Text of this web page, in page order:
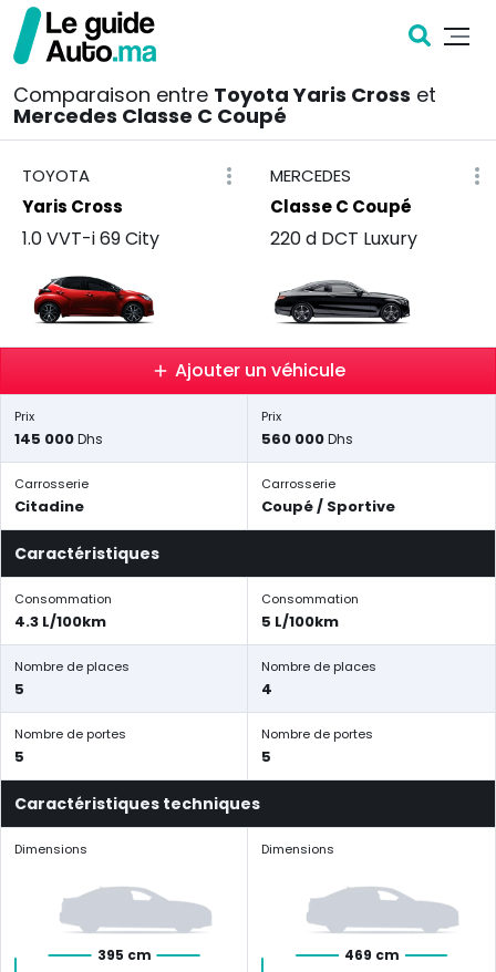
Comparaison entre Toyota Yaris Cross et
Mercedes Classe C Coupé
TOYOTA
Yaris Cross
1.0 VVT-i 69 City
MERCEDES
Classe C Coupé
220 d DCT Luxury
Ajouter un véhicule
Prix
145 000Dhs
Prix
560 000Dhs
Carrosserie
Citadine
Carrosserie
Coupé / Sportive
Caractéristiques
Consommation
4.3 L/100km
Consommation
5 L/100km
Nombre de places
5
Nombre de places
4
Nombre de portes
5
Nombre de portes
5
Caractéristiques techniques
Dimensions
395 cm
Dimensions
469 cm